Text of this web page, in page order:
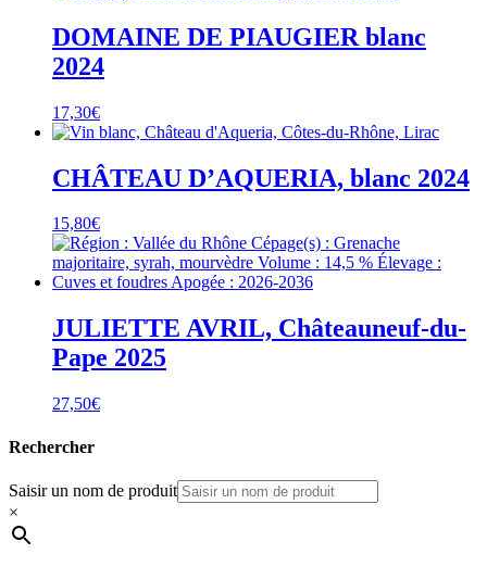
DOMAINE DE PIAUGIER blanc
2024
17,30€
CHÂTEAU D’AQUERIA, blanc 2024
15,80€
JULIETTE AVRIL, Châteauneuf-du-
Pape 2025
27,50€
Rechercher
Saisir un nom de produit
×